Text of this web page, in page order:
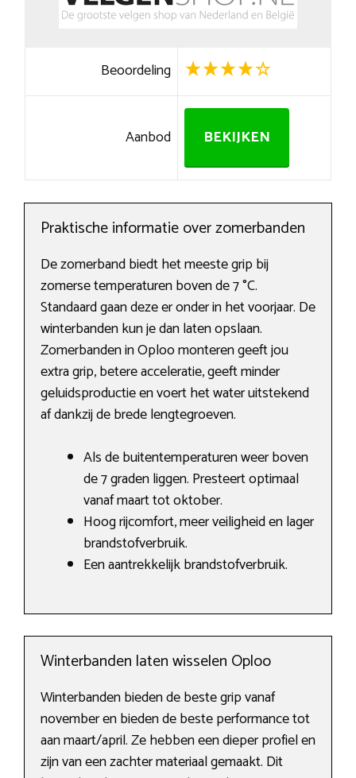
Beoordeling
Aanbod BEKIJKEN
Praktische informatie over zomerbanden
De zomerband biedt het meeste grip bij
zomerse temperaturen boven de 7 °C.
Standaard gaan deze er onder in het voorjaar. De
winterbanden kun je dan laten opslaan.
Zomerbanden in Oploo monteren geeft jou
extra grip, betere acceleratie, geeft minder
geluidsproductie en voert het water uitstekend
af dankzij de brede lengtegroeven.
Als de buitentemperaturen weer boven
de 7 graden liggen. Presteert optimaal
vanaf maart tot oktober.
Hoog rijcomfort, meer veiligheid en lager
brandstofverbruik.
Een aantrekkelijk brandstofverbruik.
Winterbanden laten wisselen Oploo
Winterbanden bieden de beste grip vanaf
november en bieden de beste performance tot
aan maart/april. Ze hebben een dieper profiel en
zijn van een zachter materiaal gemaakt. Dit